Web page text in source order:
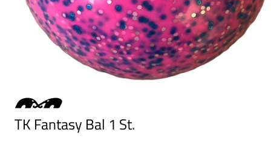
TK Fantasy Bal 1 St.